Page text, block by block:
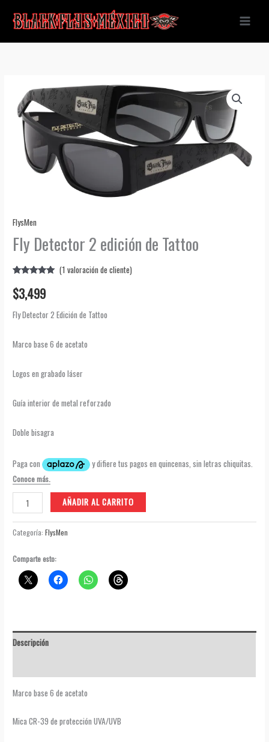
FlysMen
Fly Detector 2 edición de Tattoo
5.00 sobre
5 basado
puntuación
de cliente
(1 valoración de cliente)
$3,499
Fly Detector 2 Edición de Tattoo
Marco base 6 de acetato
Logos en grabado láser
Guía interior de metal reforzado
Doble bisagra
Detector
2
de
Tattoo
cantidad
AÑADIR AL CARRITO
Categoría:FlysMen
Comparte esto:
Descripción
Marco base 6 de acetato
Mica CR-39 de protección UVA/UVB